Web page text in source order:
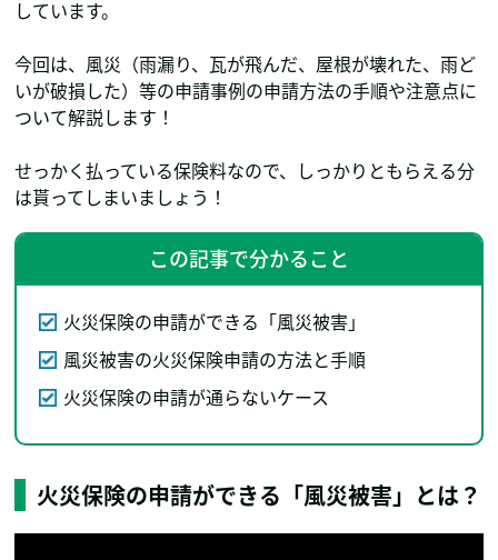
しています。
今回は、風災（雨漏り、瓦が飛んだ、屋根が壊れた、雨ど
いが破損した）等の申請事例の申請方法の手順や注意点に
ついて解説します！
せっかく払っている保険料なので、しっかりともらえる分
は貰ってしまいましょう！
この記事で分かること
火災保険の申請ができる「風災被害」
風災被害の火災保険申請の方法と手順
火災保険の申請が通らないケース
火災保険の申請ができる「風災被害」とは？